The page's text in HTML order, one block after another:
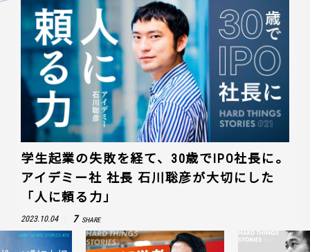
学生起業の失敗を経て、30歳でIPO社長に。
アイデミー社 社長 石川聡彦が大切にした
「人に頼る力」
2023.10.04 7 SHARE